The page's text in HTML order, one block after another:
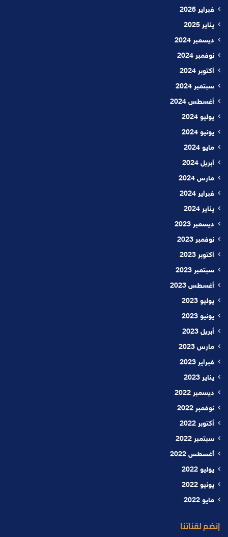
فبراير 2025
يناير 2025
ديسمبر 2024
نوفمبر 2024
أكتوبر 2024
سبتمبر 2024
أغسطس 2024
يوليو 2024
يونيو 2024
مايو 2024
أبريل 2024
مارس 2024
فبراير 2024
يناير 2024
ديسمبر 2023
نوفمبر 2023
أكتوبر 2023
سبتمبر 2023
أغسطس 2023
يوليو 2023
يونيو 2023
أبريل 2023
مارس 2023
فبراير 2023
يناير 2023
ديسمبر 2022
نوفمبر 2022
أكتوبر 2022
سبتمبر 2022
أغسطس 2022
يوليو 2022
يونيو 2022
مايو 2022
إنضم لقناتنا